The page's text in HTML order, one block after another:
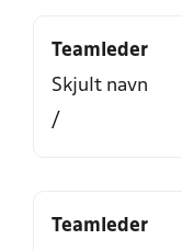
Teamleder
Skjult navn
/
Teamleder